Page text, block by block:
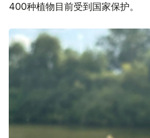
400种植物目前受到国家保护。